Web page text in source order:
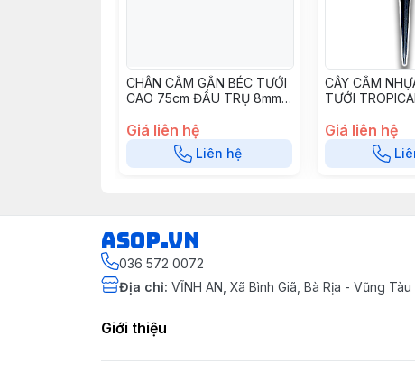
CHÂN CẮM GẮN BÉC TƯỚI
CAO 75cm ĐẦU TRỤ 8mm -
Giá liên hệ
Liên hệ
CÂY CẮM
TƯỚI
Giá liên hệ
asop.vn
036 572 0072
Địa chỉ: VĨNH AN, Xã Bình Giã, Bà Rịa - Vũng
Giới thiệu